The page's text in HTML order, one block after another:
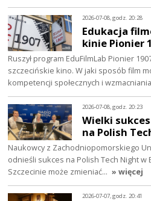
2026-07-08, godz. 20:28
Edukacja
kinie Pionier
Ruszył program EduFilmLab Pionier
szczecińskie kino. W jaki sposób film
kompetencji społecznych i
2026-07-08, godz. 20:23
Wielki
na Polish
Naukowcy z Zachodniopomorskiego
odnieśli sukces na Polish Tech Night w
Szczecinie może zmieniać… » więcej
2026-07-07, godz. 20:41